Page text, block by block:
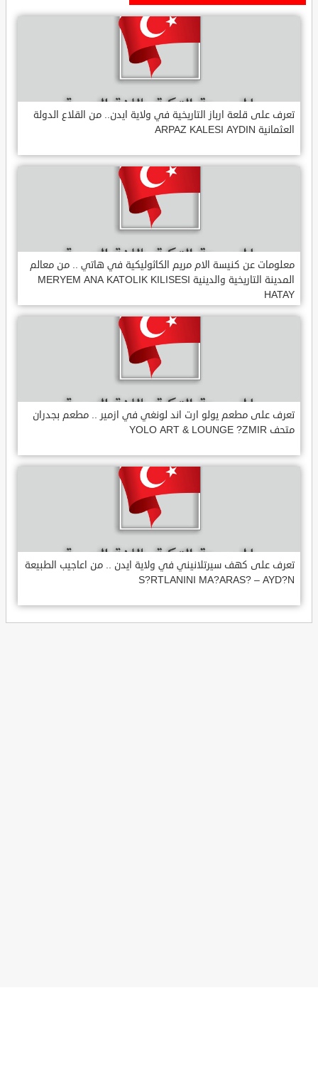
تعرف على قلعة ارباز التاريخية في ولاية ايدن.. من القلاع الدولة
العثمانية ARPAZ KALESI AYDIN
معلومات عن كنيسة الام مريم الكاثوليكية في هاتي .. من معالم
المدينة التاريخية والدينية MERYEM ANA KATOLIK KILISESI
HATAY
تعرف على مطعم يولو ارت اند لونغي في ازمير .. مطعم بجدران
متحف YOLO ART & LOUNGE ?ZMIR
تعرف على كهف سيرتلانيني في ولاية ايدن .. من اعاجيب الطبيعة
S?RTLANINI MA?ARAS? – AYD?N